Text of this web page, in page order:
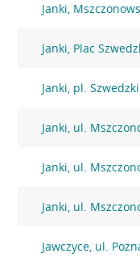
Janki,
Janki, Plac
Janki, pl.
Janki, ul.
Janki, ul.
Janki, ul.
Jawczyce, ul.